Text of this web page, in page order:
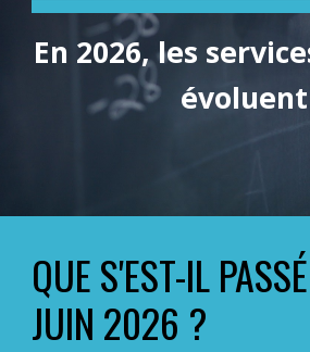
En 2026, les
évoluent
QUE S'EST-IL
JUIN 2026 ?